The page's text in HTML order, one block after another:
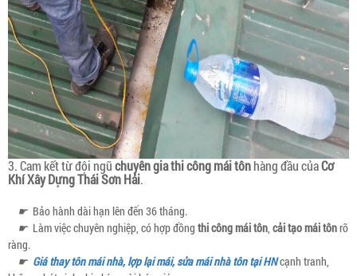
3. Cam kết từ đội ngũchuyên gia thi công mái tônhàng đầu củaCơ
Khí Xây Dựng Thái Sơn Hải.
☛ Bảo hành dài hạn lên đến 36 tháng.
☛ Làm việc chuyên nghiệp, có hợp đồng thi công mái tôn, cải tạo mái tônrõ
ràng.
☛ Giá thay tôn mái nhà, lợp lại mái, sửa mái nhà tôn tại HNcạnh tranh,